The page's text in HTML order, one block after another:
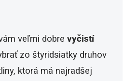
veľmi dobre vyčistí
zo štyridsiatky druhov
ktorá má najradšej